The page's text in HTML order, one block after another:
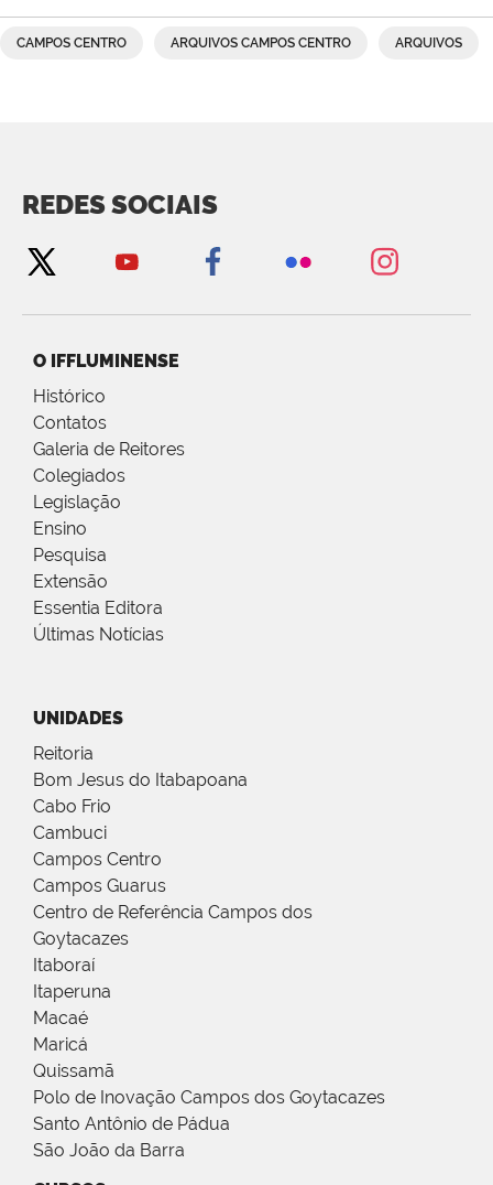
CAMPOS CENTRO ARQUIVOS CAMPOS CENTRO ARQUIVOS
REDES SOCIAIS
O IFFLUMINENSE
Histórico
Contatos
Galeria de Reitores
Colegiados
Legislação
Ensino
Pesquisa
Extensão
Essentia Editora
Últimas Notícias
UNIDADES
Reitoria
Bom Jesus do Itabapoana
Cabo Frio
Cambuci
Campos Centro
Campos Guarus
Centro de Referência Campos dos
Goytacazes
Itaboraí
Itaperuna
Macaé
Maricá
Quissamã
Polo de Inovação Campos dos Goytacazes
Santo Antônio de Pádua
São João da Barra